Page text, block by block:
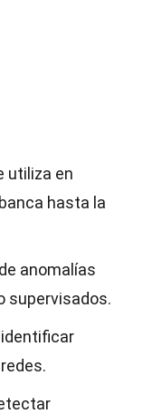
utiliza en
hasta la
anomalías
supervisados.
identificar